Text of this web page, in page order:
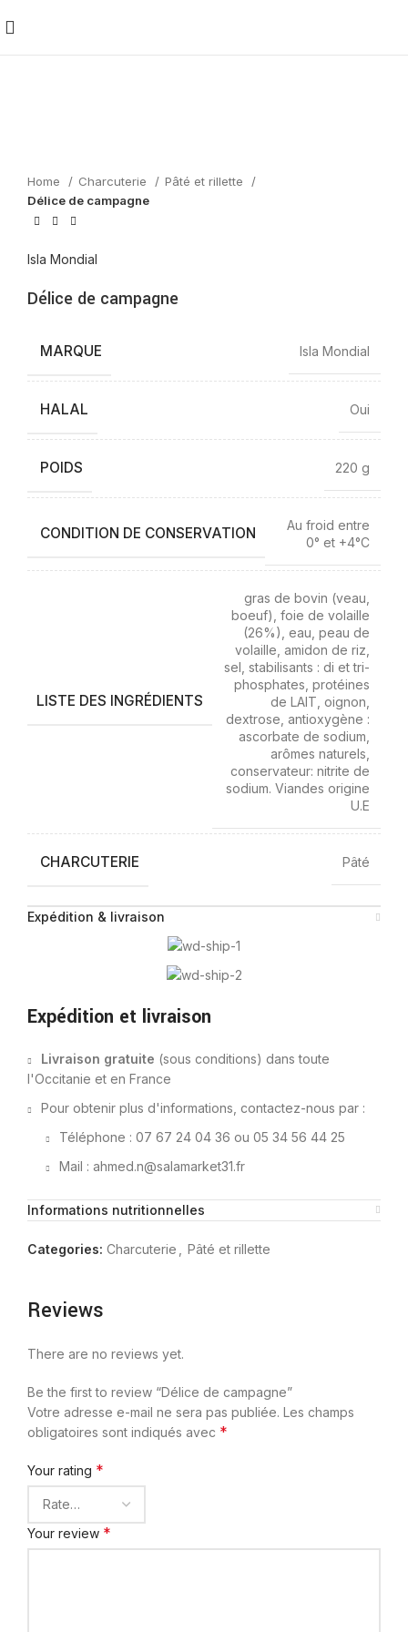
Home Charcuterie
Pâté et rillette
Délice de campagne
Isla Mondial
Délice de campagne
MARQUE Isla Mondial
HALAL Oui
POIDS 220 g
CONDITION DE CONSERVATION
Au froid entre
0° et +4°C
LISTE DES INGRÉDIENTS
gras de bovin (veau,
boeuf), foie de volaille
(26%), eau, peau de
volaille, amidon de riz,
sel, stabilisants : di et tri-
phosphates, protéines
de LAIT, oignon,
dextrose, antioxygène :
ascorbate de sodium,
arômes naturels,
conservateur: nitrite de
sodium. Viandes origine
U.E
CHARCUTERIE Pâté
Expédition & livraison
Expédition et livraison
Livraison gratuite (sous conditions) dans toute
l'Occitanie et en France
Pour obtenir plus d'informations, contactez-nous par :
Téléphone : 07 67 24 04 36 ou 05 34 56 44 25
Mail : ahmed.n@salamarket31.fr
Informations nutritionnelles
Categories: Charcuterie Pâté et rillette
Reviews
There are no reviews yet.
Be the first to review “Délice de campagne”
Votre adresse e-mail ne sera pas publiée. Les champs
obligatoires sont indiqués avec *
Your rating *
Your review *